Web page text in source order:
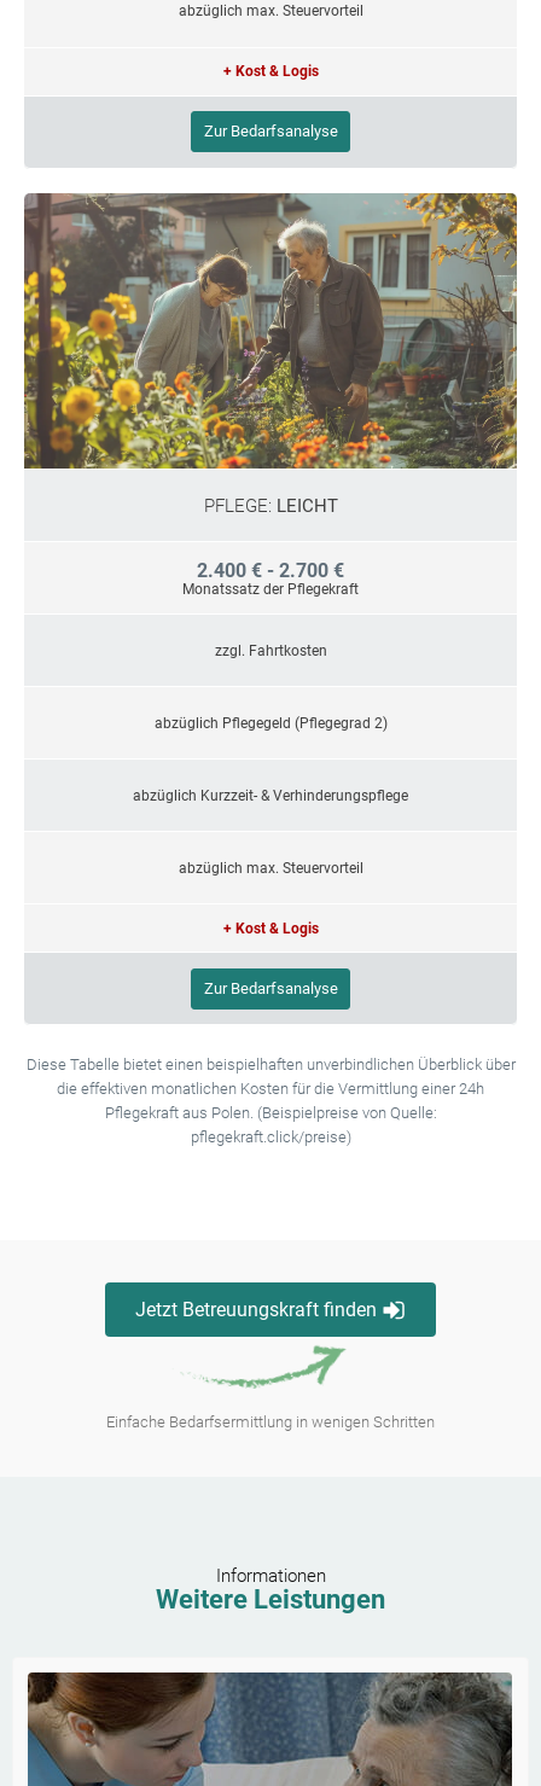
abzüglich max. Steuervorteil
+ Kost & Logis
Zur Bedarfsanalyse
PFLEGE: LEICHT
2.400 € - 2.700 €
Monatssatz der Pflegekraft
zzgl. Fahrtkosten
abzüglich Pflegegeld (Pflegegrad 2)
abzüglich Kurzzeit- & Verhinderungspflege
abzüglich max. Steuervorteil
+ Kost & Logis
Zur Bedarfsanalyse
Diese Tabelle bietet einen beispielhaften unverbindlichen Überblick über
die effektiven monatlichen Kosten für die Vermittlung einer 24h
Pflegekraft aus Polen. (Beispielpreise von Quelle:
pflegekraft.click/preise)
Jetzt Betreuungskraft finden
Einfache Bedarfsermittlung in wenigen Schritten
Informationen
Weitere Leistungen